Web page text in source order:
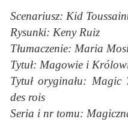
Scenariusz: Kid
Rysunki: Keny Ruiz
Tłumaczenie: Maria
Tytuł: Magowie i
Tytuł oryginału:
des rois
Seria i nr tomu: